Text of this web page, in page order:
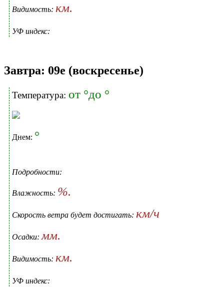
Видимость: км.
УФ индекс:
Завтра: 09е (воскресенье)
Температура: от °до °
Днем: °
Подробности:
Влажность: %.
Скорость ветра будет достигать: км/ч
Осадки:мм.
Видимость: км.
УФ индекс: